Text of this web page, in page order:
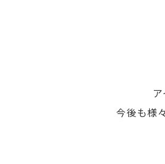
今後も様